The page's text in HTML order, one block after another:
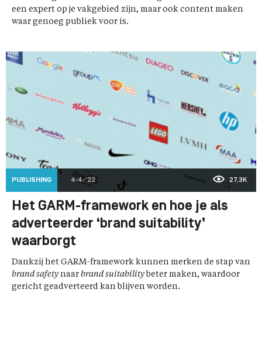
een expert op je vakgebied zijn, maar ook content maken
waar genoeg publiek voor is.
PUBLISHING 4-4-'22 27,3K
Het GARM-framework en hoe je als
adverteerder ‘brand suitability’
waarborgt
Dankzij het GARM-framework kunnen merken de stap van
brand safety naar brand suitability beter maken, waardoor
gericht geadverteerd kan blijven worden.